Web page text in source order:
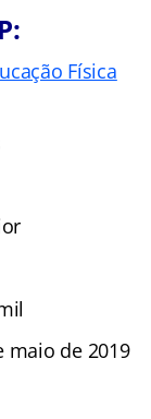
Física
maio de 2019